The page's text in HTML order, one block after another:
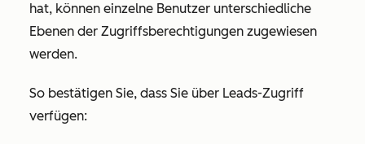
hat, können einzelne Benutzer unterschiedliche
Ebenen der Zugriffsberechtigungen zugewiesen
werden.
So bestätigen Sie, dass Sie über Leads-Zugriff
verfügen: